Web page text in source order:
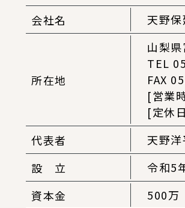
会社名 天野
所在地
山梨
TEL
FAX
[営業
[定休
代表者
天野洋
設 立
令和5
資本金
500万